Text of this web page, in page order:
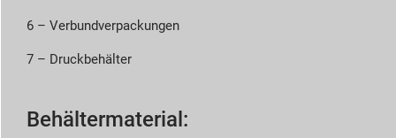
6 – Verbundverpackungen
7 – Druckbehälter
Behältermaterial: